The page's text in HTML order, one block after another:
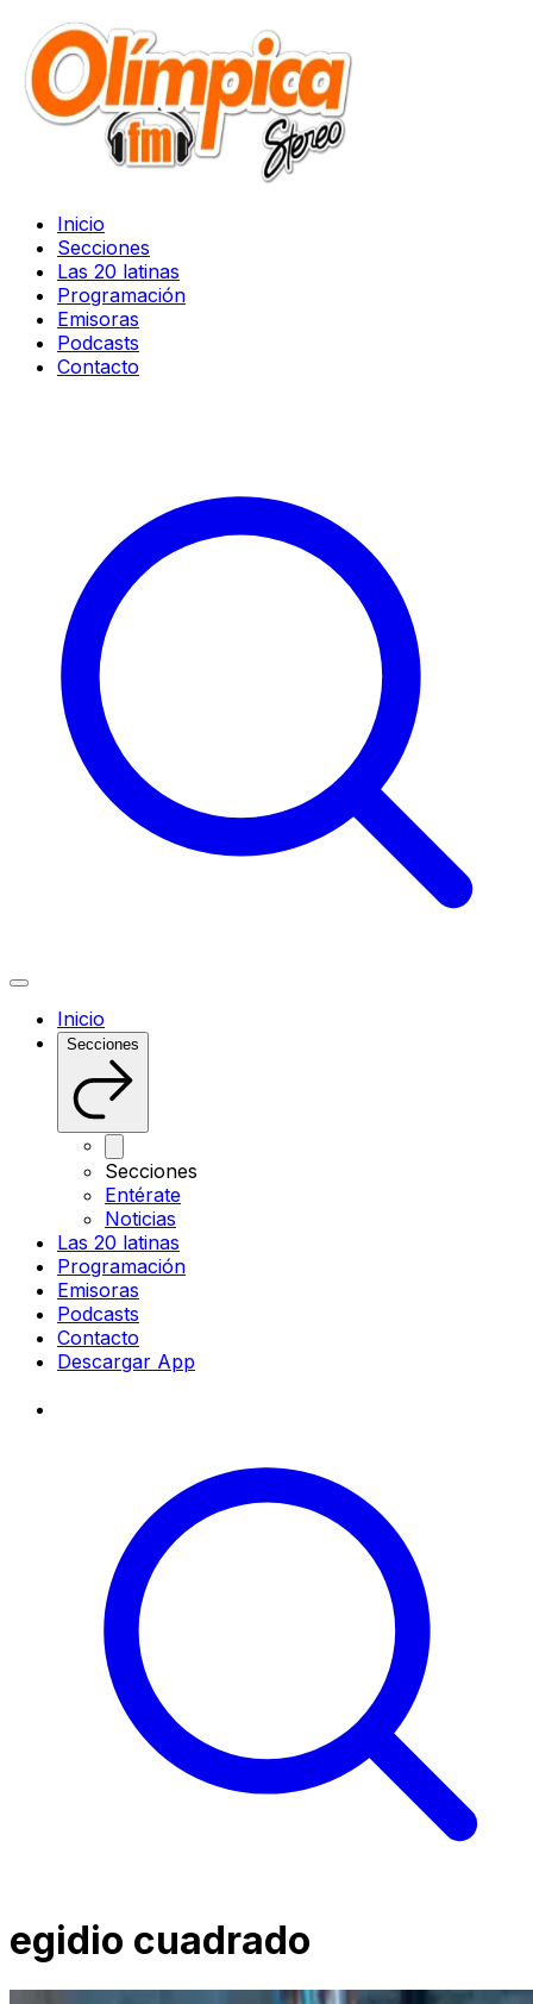
Inicio
Secciones
Las 20 latinas
Programación
Emisoras
Podcasts
Contacto
Inicio
Secciones
Secciones
Entérate
Noticias
Las 20 latinas
Programación
Emisoras
Podcasts
Contacto
Descargar App
egidio cuadrado